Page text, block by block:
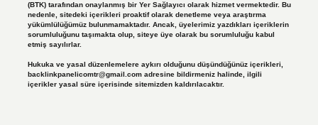
(BTK) tarafından onaylanmış bir Yer Sağlayıcı olarak hizmet vermektedir. Bu
nedenle, sitedeki içerikleri proaktif olarak denetleme veya araştırma
yükümlülüğümüz bulunmamaktadır. Ancak, üyelerimiz yazdıkları içeriklerin
sorumluluğunu taşımakta olup, siteye üye olarak bu sorumluluğu kabul
etmiş sayılırlar.
Hukuka ve yasal düzenlemelere aykırı olduğunu düşündüğünüz içerikleri,
backlinkpanelicomtr@gmail.comadresine bildirmeniz halinde, ilgili
içerikler yasal süre içerisinde sitemizden kaldırılacaktır.